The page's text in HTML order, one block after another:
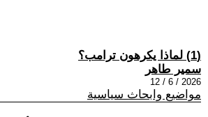
(1) لماذا يكرهون ترامب؟
سمير طاهر
2026 / 6 / 12
مواضيع وابحاث سياسية